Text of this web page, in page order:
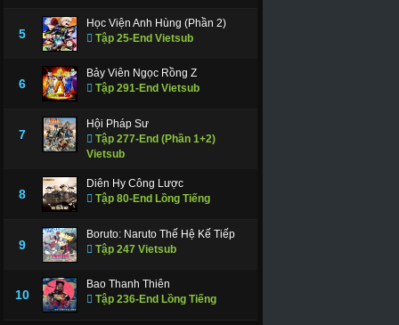
5
Học Viện Anh Hùng (Phần 2)
Tập 25-End Vietsub
6
Bảy Viên Ngọc Rồng Z
Tập 291-End Vietsub
7
Hội Pháp Sư
Tập 277-End (Phần 1+2)
Vietsub
8
Diên Hy Công Lược
Tập 80-End Lồng Tiếng
9
Boruto: Naruto Thế Hệ Kế Tiếp
Tập 247 Vietsub
10
Bao Thanh Thiên
Tập 236-End Lồng Tiếng